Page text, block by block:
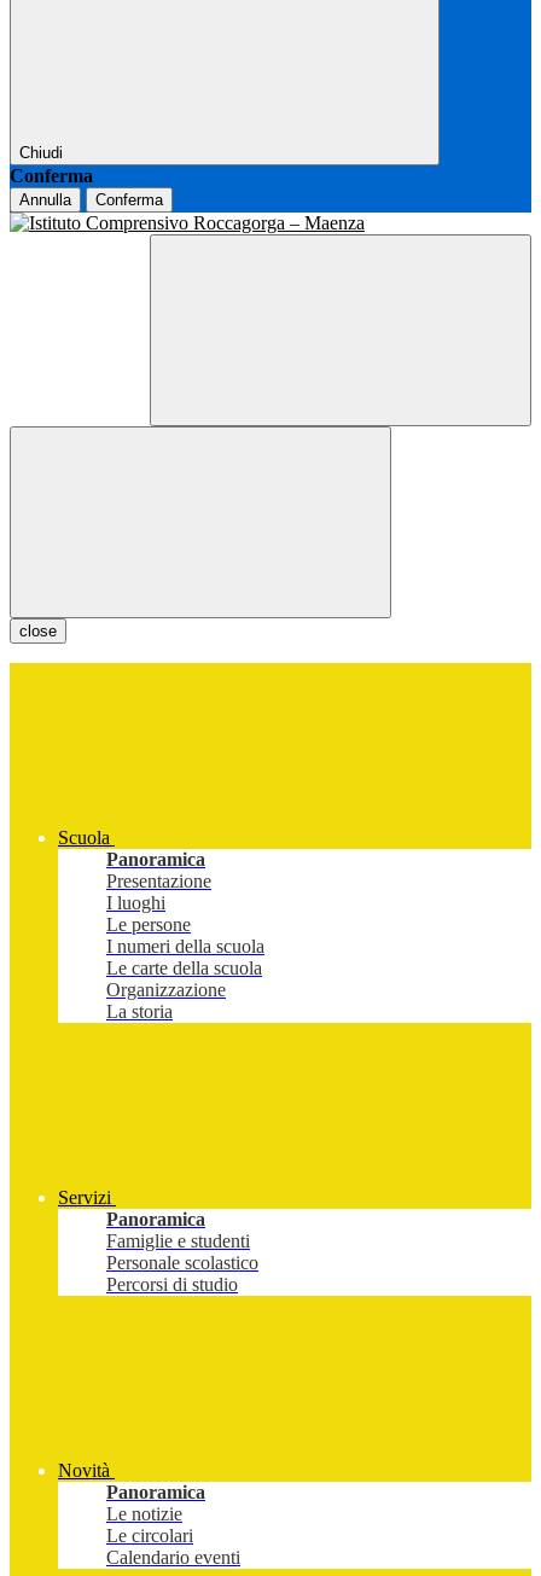
Chiudi
Conferma
Annulla Conferma
close
Scuola
Panoramica
Presentazione
I luoghi
Le persone
I numeri della scuola
Le carte della scuola
Organizzazione
La storia
Servizi
Panoramica
Famiglie e studenti
Personale scolastico
Percorsi di studio
Novità
Panoramica
Le notizie
Le circolari
Calendario eventi